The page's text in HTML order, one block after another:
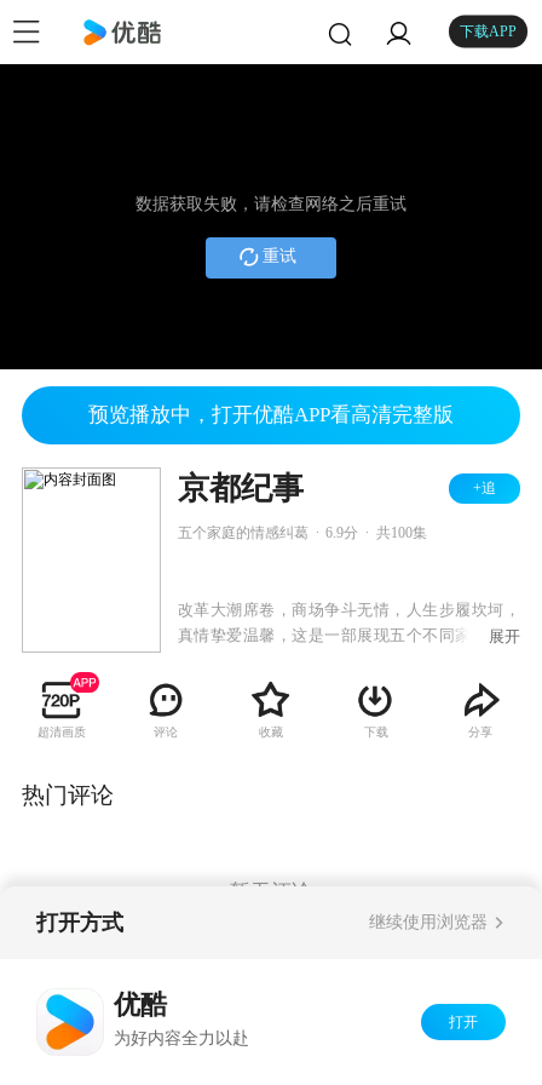
下载APP
数据获取失败，请检查网络之后重试
重试
预览播放中，打开优酷APP看高清完整版
京都纪事 +追
五个家庭的情感纠葛 6.9分 共100集
改革大潮席卷，商场争斗无情，人生步履坎坷，
真情挚爱温馨，这是一部展现五个不同家庭不同
翰英街，说不完的世事沧桑；一个好故事，道不
尽的韵味悠长。故事折射改革开放城市巨变，呈
现京城精英众生相。
展开
超清画质 评论 收藏 下载 分享
热门评论
暂无评论
打开方式 继续使用浏览器
优酷
为好内容全力以赴
打开